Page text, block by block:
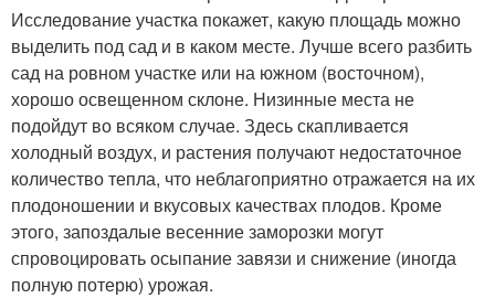
Исследование участка покажет, какую площадь можно
выделить под сад и в каком месте. Лучше всего разбить
сад на ровном участке или на южном (восточном),
хорошо освещенном склоне. Низинные места не
подойдут во всяком случае. Здесь скапливается
холодный воздух, и растения получают недостаточное
количество тепла, что неблагоприятно отражается на их
плодоношении и вкусовых качествах плодов. Кроме
этого, запоздалые весенние заморозки могут
спровоцировать осыпание завязи и снижение (иногда
полную потерю) урожая.